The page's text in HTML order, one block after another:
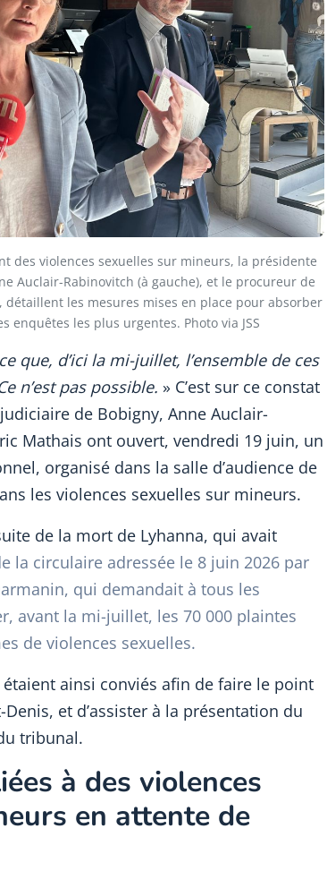
des violences sexuelles sur mineurs, la présidente
Auclair-Rabinovitch (à gauche), et le procureur de
détaillent les mesures mises en place pour absorber
les plus urgentes. Photo via JSS
que, d’ici la mi-juillet, l’ensemble de ces
n’est pas possible. » C’est sur ce constat
de Bobigny, Anne Auclair-
Mathais ont ouvert, vendredi 19 juin, un
organisé dans la salle d’audience de
les violences sexuelles sur mineurs.
de la mort de Lyhanna, qui avait
la circulaire adressée le 8 juin 2026 par
qui demandait à tous les
avant la mi-juillet, les 70 000 plaintes
de violences sexuelles.
ainsi conviés afin de faire le point
et d’assister à la présentation du
tribunal.
à des violences
en attente de